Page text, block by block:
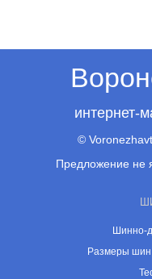
интернет-
©
Предложение не
Шинно-
Размеры шин